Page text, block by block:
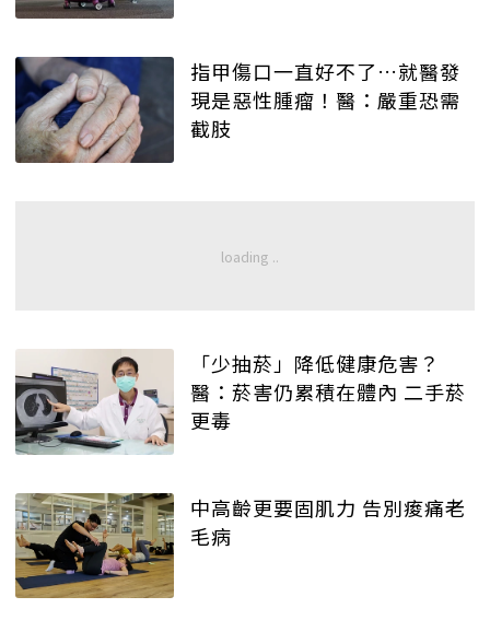
指甲傷口一直好不了…就醫發
現是惡性腫瘤！醫：嚴重恐需
截肢
「少抽菸」降低健康危害？
醫：菸害仍累積在體內 二手菸
更毒
中高齡更要固肌力 告別痠痛老
毛病